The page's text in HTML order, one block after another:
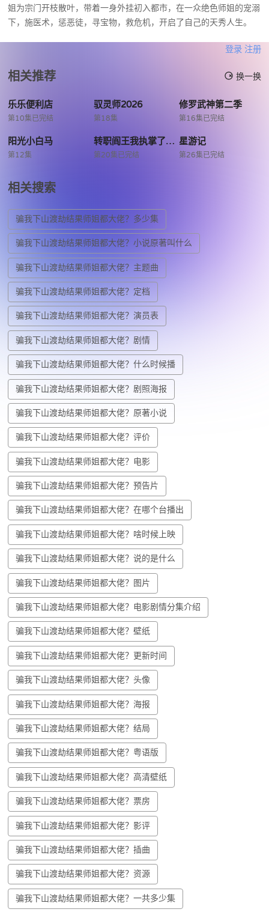
姐为宗门开枝散叶，带着一身外挂初入都市，在一众绝色师姐的宠溺
下，施医术，惩恶徒，寻宝物，救危机，开启了自己的天秀人生。
登录 注册
相关推荐 换一换
乐乐便利店
第10集已完结
驭灵师2026
第18集
修罗武神第二季
第16集已完结
阳光小白马
第12集
转职阎王我执掌了生死簿2026
第20集已完结
星游记
第26集已完结
相关搜索
​骗我下山渡劫结果师姐都大佬？多少集
​骗我下山渡劫结果师姐都大佬？小说原著叫什么
​骗我下山渡劫结果师姐都大佬？主题曲
​骗我下山渡劫结果师姐都大佬？定档
​骗我下山渡劫结果师姐都大佬？演员表
​骗我下山渡劫结果师姐都大佬？剧情
​骗我下山渡劫结果师姐都大佬？什么时候播
​骗我下山渡劫结果师姐都大佬？剧照海报
​骗我下山渡劫结果师姐都大佬？原著小说
​骗我下山渡劫结果师姐都大佬？评价
​骗我下山渡劫结果师姐都大佬？电影
​骗我下山渡劫结果师姐都大佬？预告片
​骗我下山渡劫结果师姐都大佬？在哪个台播出
​骗我下山渡劫结果师姐都大佬？啥时候上映
​骗我下山渡劫结果师姐都大佬？说的是什么
​骗我下山渡劫结果师姐都大佬？图片
​骗我下山渡劫结果师姐都大佬？电影剧情分集介绍
​骗我下山渡劫结果师姐都大佬？壁纸
​骗我下山渡劫结果师姐都大佬？更新时间
​骗我下山渡劫结果师姐都大佬？头像
​骗我下山渡劫结果师姐都大佬？海报
​骗我下山渡劫结果师姐都大佬？结局
​骗我下山渡劫结果师姐都大佬？粤语版
​骗我下山渡劫结果师姐都大佬？高清壁纸
​骗我下山渡劫结果师姐都大佬？票房
​骗我下山渡劫结果师姐都大佬？影评
​骗我下山渡劫结果师姐都大佬？插曲
​骗我下山渡劫结果师姐都大佬？资源
​骗我下山渡劫结果师姐都大佬？一共多少集